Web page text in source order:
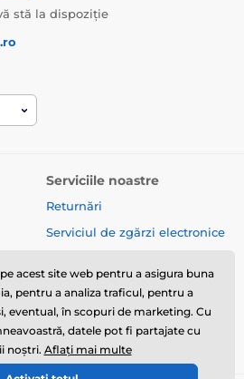
fi modificate fără o notificare
caracter ilustrativ.
Pentru câini mici
medie
Pentru 2 câini
stă la dispoziție
Serviciile noastre
Returnări
Serviciul de zgărzi electronice
Comerț cu ridicata
Articole și știri
acest site web pentru a asigura buna
pentru a analiza traficul, pentru a
eventual, în scopuri de marketing. Cu
datele pot fi partajate cu
noștri. Aflați mai multe